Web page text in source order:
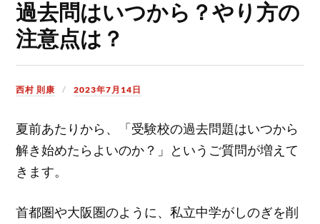
過去問はいつから？やり方の
注意点は？
西村 則康 2023年7月14日
夏前あたりから、「受験校の過去問題はいつから
解き始めたらよいのか？」というご質問が増えて
きます。
首都圏や大阪圏のように、私立中学がしのぎを削